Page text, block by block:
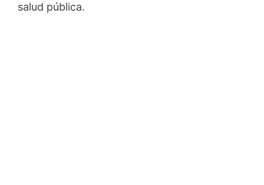
salud pública.